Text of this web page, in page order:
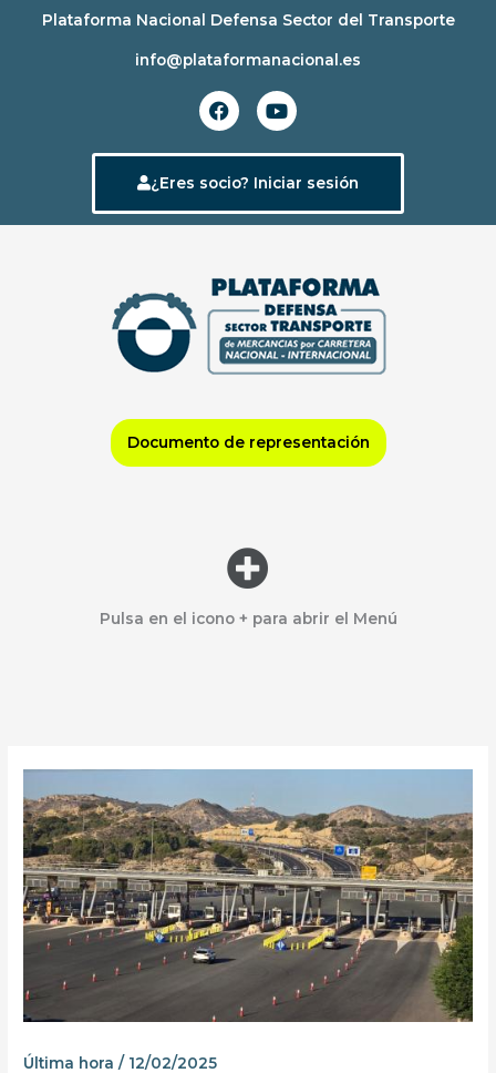
Plataforma Nacional Defensa Sector del Transporte
info@plataformanacional.es
F
a
e
b
o
Y
o
t
u
e
¿Eres socio? Iniciar sesión
Documento de representación
Menú
Pulsa en el icono + para abrir el Menú
Última hora / 12/02/2025